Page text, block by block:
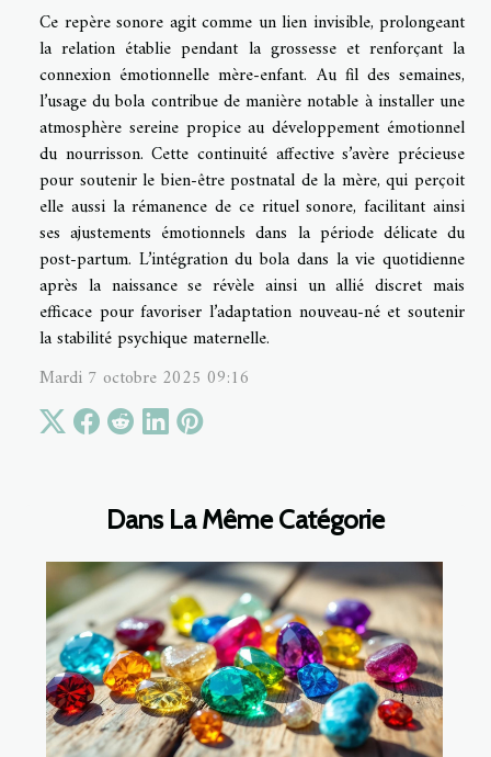
Dans La Même Catégorie
Ce repère sonore agit comme un lien invisible, prolongeant
la relation établie pendant la grossesse et renforçant la
connexion émotionnelle mère-enfant. Au fil des semaines,
l’usage du bola contribue de manière notable à installer une
atmosphère sereine propice au développement émotionnel
du nourrisson. Cette continuité affective s’avère précieuse
pour soutenir le bien-être postnatal de la mère, qui perçoit
elle aussi la rémanence de ce rituel sonore, facilitant ainsi
ses ajustements émotionnels dans la période délicate du
post-partum. L’intégration du bola dans la vie quotidienne
après la naissance se révèle ainsi un allié discret mais
efficace pour favoriser l’adaptation nouveau-né et soutenir
la stabilité psychique maternelle.
Mardi 7 octobre 2025 09:16